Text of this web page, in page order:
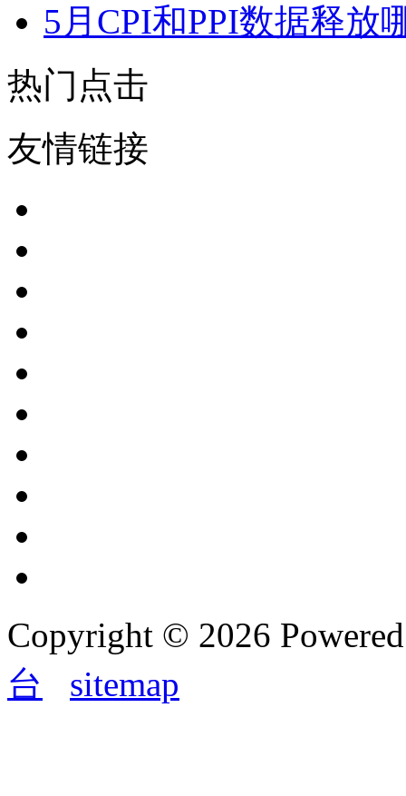
5月CPI和PPI数据释放
热门点击
友情链接
Copyright © 2026
台
sitemap